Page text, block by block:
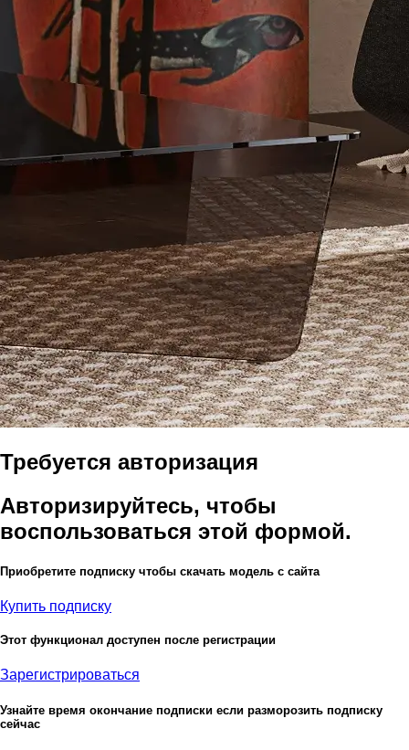
Требуется авторизация
Авторизируйтесь, чтобы
воспользоваться этой формой.
Приобретите подписку чтобы скачать модель с сайта
Купить подписку
Этот функционал доступен после регистрации
Зарегистрироваться
Узнайте время окончание подписки если разморозить подписку
сейчас